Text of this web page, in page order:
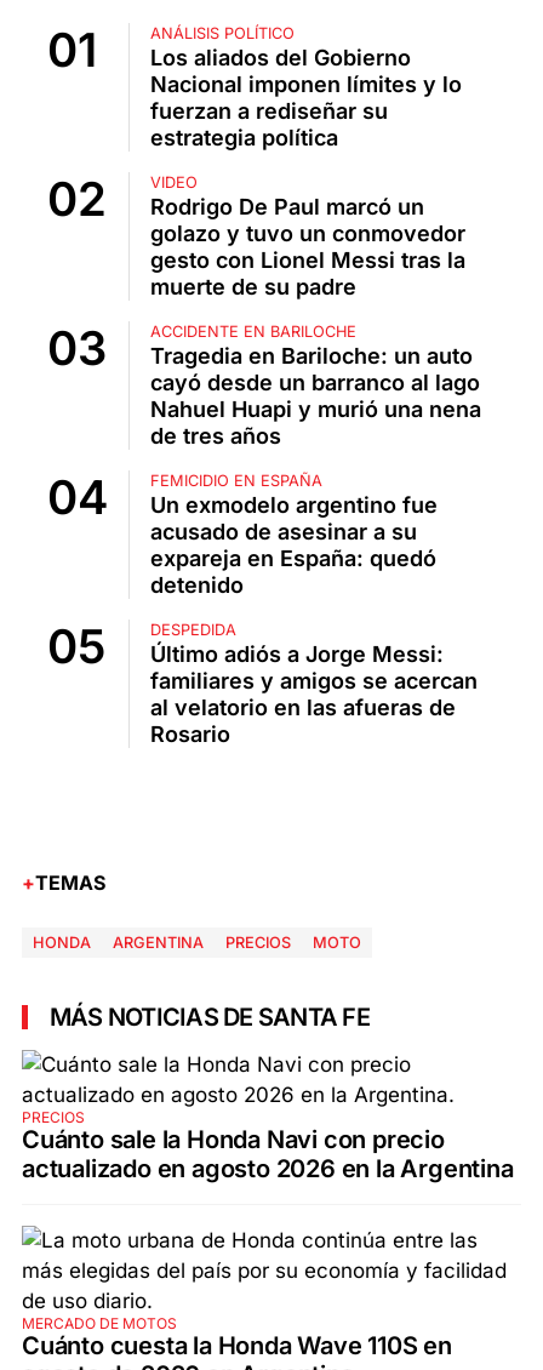
ANÁLISIS POLÍTICO
Los aliados del Gobierno
Nacional imponen límites y lo
fuerzan a rediseñar su
estrategia política
VIDEO
Rodrigo De Paul marcó un
golazo y tuvo un conmovedor
gesto con Lionel Messi tras la
muerte de su padre
ACCIDENTE EN BARILOCHE
Tragedia en Bariloche: un auto
cayó desde un barranco al lago
Nahuel Huapi y murió una nena
de tres años
FEMICIDIO EN ESPAÑA
Un exmodelo argentino fue
acusado de asesinar a su
expareja en España: quedó
detenido
DESPEDIDA
Último adiós a Jorge Messi:
familiares y amigos se acercan
al velatorio en las afueras de
Rosario
TEMAS
HONDA ARGENTINA PRECIOS MOTO
MÁS NOTICIAS DE SANTA FE
PRECIOS
Cuánto sale la Honda Navi con precio
actualizado en agosto 2026 en la Argentina
MERCADO DE MOTOS
Cuánto cuesta la Honda Wave 110S en